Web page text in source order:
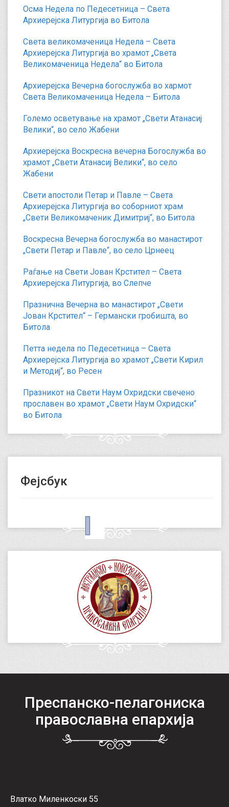
Осма Недела по Педесетница – Света
Архиерејска Литургија во Битола
Света великомаченица Недела – Света
Архиерејска Литургија во храмот „Света
Великомаченица Недела“ во Битола
Архиерејска Вечерна богослужба во хармот
Света Великомаченица Недела – Битола
Големо осветување на храмот „Свети Атанасиј
Велики“, во село Жабени
Архиерејска Воскресна вечерна Богослужба во
храмот „Свети Атанасиј Велики“, во село
Жабени
Свети апостоли Петар и Павле – Света
Архиерејска Литургија во соборниот храм
„Свети Великомаченик Димитриј“, во Битола
Воскресна Вечерна богослужба во манастирот
„Свети Петар и Павле“, во село Црнеец
Раѓање на Свети Јован Крстител – Света
Архиерејска Литургија, во Слепче
Празнична Вечерна во манастирот „Свети
Јован Крстител“ – Германски гробишта, во
Битола
Петта недела по Педесетница – Света
Архиерејска Литургија во храмот „Свети Кирил
и Методиј“, во Ресен
Празникот на Свети Наум Охридски свечено
прославен во храмот „Свети Наум Охридски“
во Битола
Фејсбук
Преспанско-пелагониска
православна епархија
Влатко Миленкоски 55